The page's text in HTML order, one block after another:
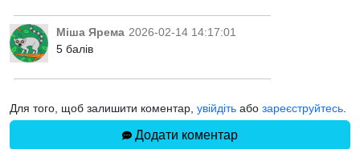
Міша Ярема 2026-02-14 14:17:01
5 балів
Для того, щоб залишити коментар, увійдіть або зареєструйтесь
Додати коментар